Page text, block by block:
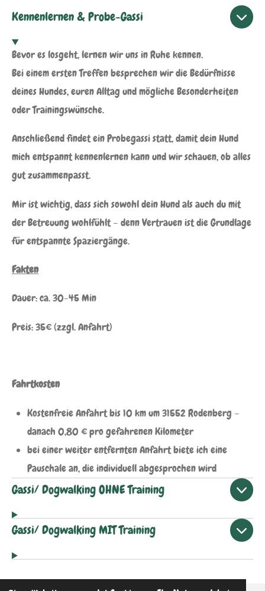
Kennenlernen & Probe-Gassi
Bevor es losgeht, lernen wir uns in Ruhe kennen.
Bei einem ersten Treffen besprechen wir die Bedürfnisse
deines Hundes, euren Alltag und mögliche Besonderheiten
oder Trainingswünsche.
Anschließend findet ein Probegassi statt, damit dein Hund
mich entspannt kennenlernen kann und wir schauen, ob alles
gut zusammenpasst.
Mir ist wichtig, dass sich sowohl dein Hund als auch du mit
der Betreuung wohlfühlt – denn Vertrauen ist die Grundlage
für entspannte Spaziergänge.
Fakten
Dauer: ca. 30-45 Min
Preis: 35€ (zzgl. Anfahrt)
Fahrtkosten
Kostenfreie Anfahrt bis 10 km um 31552 Rodenberg –
danach 0,80 € pro gefahrenen Kilometer
bei einer weiter entfernten Anfahrt biete ich eine
Pauschale an, die individuell abgesprochen wird
Gassi/ Dogwalking OHNE Training
Gassi/ Dogwalking MIT Training